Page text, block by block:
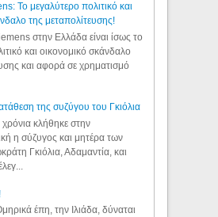
Το μεγαλύτερο πολιτικό και
της μεταπολίτευσης!
στην Ελλάδα είναι ίσως το
και οικονομικό σκάνδαλο
και αφορά σε χρηματισμό
της συζύγου του Γκιόλια
κλήθηκε στην
η σύζυγος και μητέρα των
Γκιόλια, Αδαμαντία, και
έπη, την Ιλιάδα, δύναται